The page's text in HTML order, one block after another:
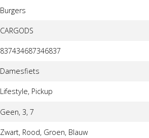
Burgers
CARGODS
837434687346837
Damesfiets
Lifestyle, Pickup
Geen, 3, 7
Zwart, Rood, Groen, Blauw